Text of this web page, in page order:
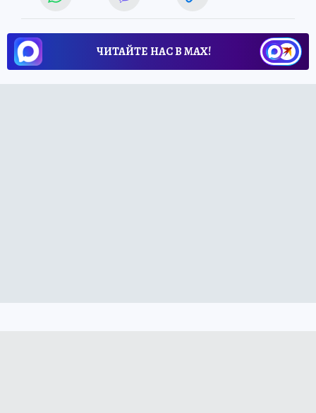
ЧИТАЙТЕ НАС В МАХ!